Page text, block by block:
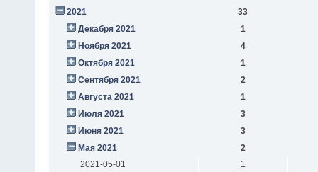
2021
33
Декабря 2021
1
Ноября 2021
4
Октября 2021
1
Сентября 2021
2
Августа 2021
1
Июля 2021
3
Июня 2021
3
Мая 2021
2
2021-05-01
1